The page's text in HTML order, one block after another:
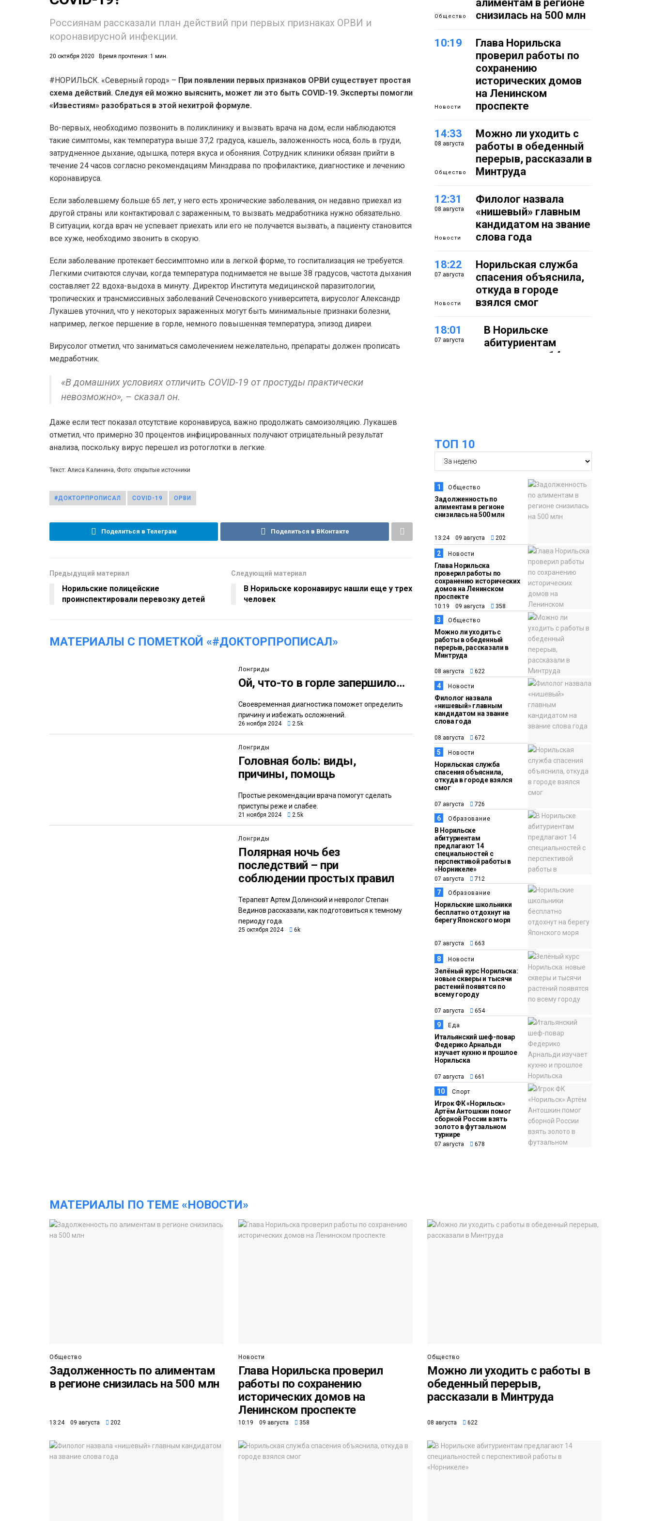
Россиянам рассказали план действий при первых признаках ОРВИ и
коронавирусной инфекции.
20 октября 2020 Время прочтения: 1 мин.
#НОРИЛЬСК. «Северный город» – При появлении первых признаков ОРВИ существует простая
схема действий. Следуя ей можно выяснить, может ли это быть COVID-19. Эксперты помогли
«Известиям» разобраться в этой нехитрой формуле.
Во-первых, необходимо позвонить в поликлинику и вызвать врача на дом, если наблюдаются
такие симптомы, как температура выше 37,2 градуса, кашель, заложенность носа, боль в груди,
затрудненное дыхание, одышка, потеря вкуса и обоняния. Сотрудник клиники обязан прийти в
течение 24 часов согласно рекомендациям Минздрава по профилактике, диагностике и лечению
коронавируса.
Если заболевшему больше 65 лет, у него есть хронические заболевания, он недавно приехал из
другой страны или контактировал с зараженным, то вызвать медработника нужно обязательно.
В ситуации, когда врач не успевает приехать или его не получается вызвать, а пациенту становится
все хуже, необходимо звонить в скорую.
Если заболевание протекает бессимптомно или в легкой форме, то госпитализация не требуется.
Легкими считаются случаи, когда температура поднимается не выше 38 градусов, частота дыхания
составляет 22 вдоха-выдоха в минуту. Директор Института медицинской паразитологии,
тропических и трансмиссивных заболеваний Сеченовского университета, вирусолог Александр
Лукашев уточнил, что у некоторых зараженных могут быть минимальные признаки болезни,
например, легкое першение в горле, немного повышенная температура, эпизод диареи.
Вирусолог отметил, что заниматься самолечением нежелательно, препараты должен прописать
медработник.
«В домашних условиях отличить COVID-19 от простуды практически
невозможно», – сказал он.
Даже если тест показал отсутствие коронавируса, важно продолжать самоизоляцию. Лукашев
отметил, что примерно 30 процентов инфицированных получают отрицательный результат
анализа, поскольку вирус перешел из ротоглотки в легкие.
Текст: Алиса Калинина, Фото: открытые источники
#ДОКТОРПРОПИСАЛ COVID-19 ОРВИ
Поделиться в Телеграм Поделиться в ВКонтакте
Предыдущий материал
Норильские полицейские
проинспектировали перевозку детей
Следующий материал
В Норильске коронавирус нашли еще у трех
человек
МАТЕРИАЛЫ С ПОМЕТКОЙ «#ДОКТОРПРОПИСАЛ»
Лонгриды
Ой, что-то в горле запершило…
Своевременная диагностика поможет определить
причину и избежать осложнений.
26 ноября 2024 2.5k
Лонгриды
Головная боль: виды,
причины, помощь
Простые рекомендации врача помогут сделать
приступы реже и слабее.
21 ноября 2024 2.5k
Лонгриды
Полярная ночь без
последствий – при
соблюдении простых правил
Терапевт Артем Долинский и невролог Степан
Вединов рассказали, как подготовиться к темному
периоду года.
25 октября 2024 6k
Общество
алиментам в регионе
снизилась на 500 млн
10:19
Новости
Глава Норильска
проверил работы по
сохранению
исторических домов
на Ленинском
проспекте
14:33
08 августа
Общество
Можно ли уходить с
работы в обеденный
перерыв, рассказали в
Минтруда
12:31
08 августа
Новости
Филолог назвала
«нишевый» главным
кандидатом на звание
слова года
18:22
07 августа
Новости
Норильская служба
спасения объяснила,
откуда в городе
взялся смог
18:01
07 августа
В Норильске
абитуриентам
предлагают 14
07 августа
Образование
бесплатно отдохнут
на берегу Японского
16:41
Новости
Зелёный курс
скверы и тысячи
растений появятся по
всему городу
15:56
07 августа
Еда
Итальянский шеф-
повар Федерико
Арнальди изучает
кухню и прошлое
Норильска
15:11
07 августа
Спорт
Игрок ФК «Норильск»
Артём Антошкин
помог сборной России
взять золото в
футзальном турнире
ТОП 10
1 Общество
Задолженность по
алиментам в регионе
снизилась на 500 млн
13:24 09 августа 202
2 Новости
Глава Норильска
проверил работы по
сохранению исторических
домов на Ленинском
проспекте
10:19 09 августа 358
3 Общество
Можно ли уходить с
работы в обеденный
перерыв, рассказали в
Минтруда
08 августа 622
4 Новости
Филолог назвала
«нишевый» главным
кандидатом на звание
слова года
08 августа 672
5 Новости
Норильская служба
спасения объяснила,
откуда в городе взялся
смог
07 августа 726
6 Образование
В Норильске
абитуриентам
предлагают 14
специальностей с
перспективой работы в
«Норникеле»
07 августа 712
7 Образование
Норильские школьники
бесплатно отдохнут на
берегу Японского моря
07 августа 663
8 Новости
Зелёный курс Норильска:
новые скверы и тысячи
растений появятся по
всему городу
07 августа 654
9 Еда
Итальянский шеф-повар
Федерико Арнальди
изучает кухню и прошлое
Норильска
07 августа 661
10 Спорт
Игрок ФК «Норильск»
Артём Антошкин помог
сборной России взять
золото в футзальном
турнире
07 августа 678
МАТЕРИАЛЫ ПО ТЕМЕ «НОВОСТИ»
Общество
Задолженность по алиментам
в регионе снизилась на 500 млн
13:24 09 августа 202
Новости
Глава Норильска проверил
работы по сохранению
исторических домов на
Ленинском проспекте
10:19 09 августа 358
Общество
Можно ли уходить с работы в
обеденный перерыв,
рассказали в Минтруда
08 августа 622